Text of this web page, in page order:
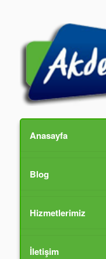
Anasayfa
Blog
Hizmetlerimiz
İletişim